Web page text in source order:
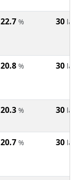
22.7 % 30 lat
20.8 % 30 lat
20.3 % 30 lat
20.7 % 30 lat